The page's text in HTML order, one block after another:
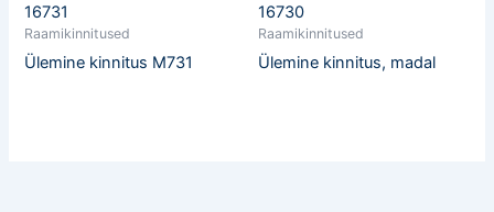
16731
Raamikinnitused
Ülemine kinnitus M731
16730
Raamikinnitused
Ülemine kinnitus, madal